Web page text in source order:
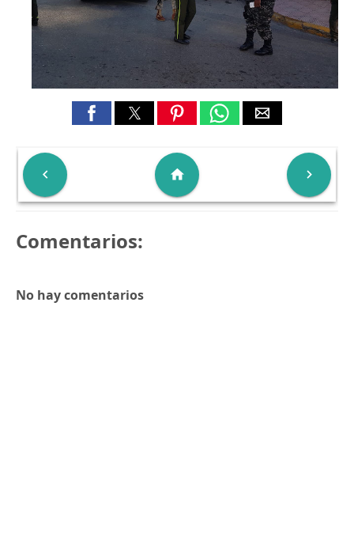
 
home
Comentarios:
No hay comentarios